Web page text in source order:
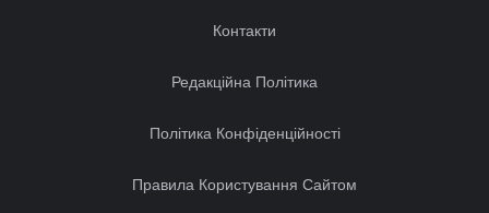
Контакти
Редакційна Політика
Політика Конфіденційності
Правила Користування Сайтом